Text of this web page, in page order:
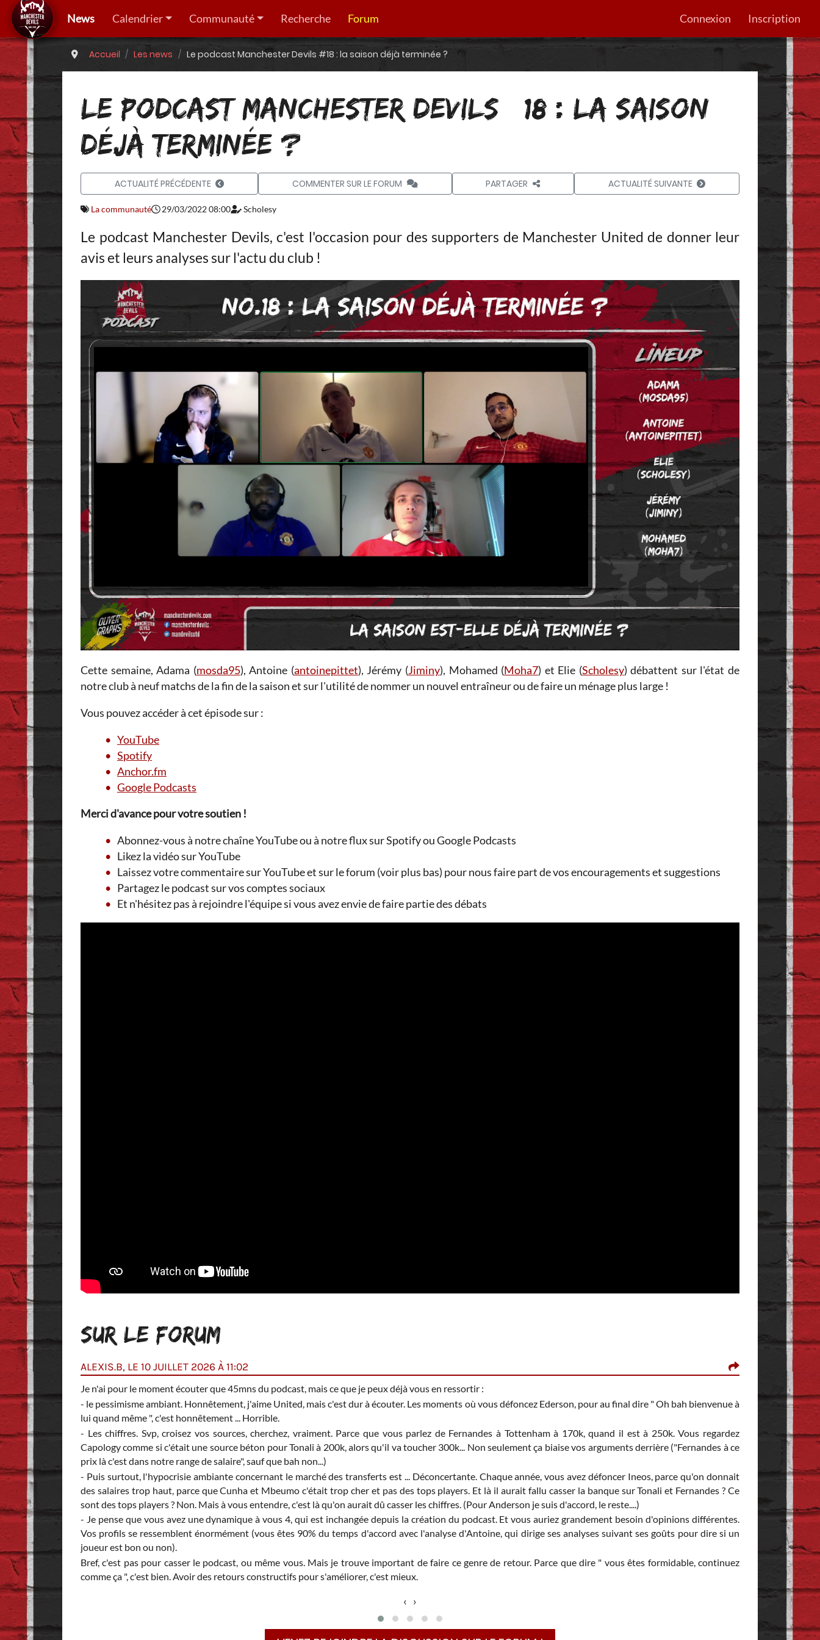
News Calendrier Communauté Recherche Forum Connexion Inscription
Accueil Les news Le podcast Manchester Devils #18 : la saison déjà terminée ?
LE PODCAST MANCHESTER DEVILS #18 : LA SAISON
DÉJÀ TERMINÉE ?
ACTUALITÉ PRÉCÉDENTE COMMENTER SUR LE FORUM PARTAGER ACTUALITÉ SUIVANTE
La communauté 29/03/2022 08:00 Scholesy
Le podcast Manchester Devils, c'est l'occasion pour des supporters de Manchester United de donner leur
avis et leurs analyses sur l'actu du club !
Cette semaine, Adama (mosda95), Antoine (antoinepittet), Jérémy (Jiminy), Mohamed (Moha7) et Elie (Scholesy) débattent sur l'état de
notre club à neuf matchs de la fin de la saison et sur l'utilité de nommer un nouvel entraîneur ou de faire un ménage plus large !
Vous pouvez accéder à cet épisode sur :
YouTube
Spotify
Anchor.fm
Google Podcasts
Merci d'avance pour votre soutien !
Abonnez-vous à notre chaîne YouTube ou à notre flux sur Spotify ou Google Podcasts
Likez la vidéo sur YouTube
Laissez votre commentaire sur YouTube et sur le forum (voir plus bas) pour nous faire part de vos encouragements et suggestions
Partagez le podcast sur vos comptes sociaux
Et n'hésitez pas à rejoindre l'équipe si vous avez envie de faire partie des débats
SUR LE FORUM
ALEXIS.B, LE 10 JUILLET 2026 À 11:02
Je n'ai pour le moment écouter que 45mns du podcast, mais ce que je peux déjà vous en ressortir :
- le pessimisme ambiant. Honnêtement, j'aime United, mais c'est dur à écouter. Les moments où vous défoncez Ederson, pour au final dire " Oh bah bienvenue à
lui quand même ", c'est honnêtement ... Horrible.
- Les chiffres. Svp, croisez vos sources, cherchez, vraiment. Parce que vous parlez de Fernandes à Tottenham à 170k, quand il est à 250k. Vous regardez
Capology comme si c'était une source béton pour Tonali à 200k, alors qu'il va toucher 300k... Non seulement ça biaise vos arguments derrière ("Fernandes à ce
prix là c'est dans notre range de salaire", sauf que bah non...)
- Puis surtout, l'hypocrisie ambiante concernant le marché des transferts est ... Déconcertante. Chaque année, vous avez défoncer Ineos, parce qu'on donnait
des salaires trop haut, parce que Cunha et Mbeumo c'était trop cher et pas des tops players. Et là il aurait fallu casser la banque sur Tonali et Fernandes ? Ce
sont des tops players ? Non. Mais à vous entendre, c'est là qu'on aurait dû casser les chiffres. (Pour Anderson je suis d'accord, le reste....)
- Je pense que vous avez une dynamique à vous 4, qui est inchangée depuis la création du podcast. Et vous auriez grandement besoin d'opinions différentes.
Vos profils se ressemblent énormément (vous êtes 90% du temps d'accord avec l'analyse d'Antoine, qui dirige ses analyses suivant ses goûts pour dire si un
joueur est bon ou non).
Bref, c'est pas pour casser le podcast, ou même vous. Mais je trouve important de faire ce genre de retour. Parce que dire " vous êtes formidable, continuez
comme ça ", c'est bien. Avoir des retours constructifs pour s'améliorer, c'est mieux.
ROBIN
Il y a 1 heure,
Alors figure toi
C'était écrit
Rien ne va plus.🤣
‹ ›